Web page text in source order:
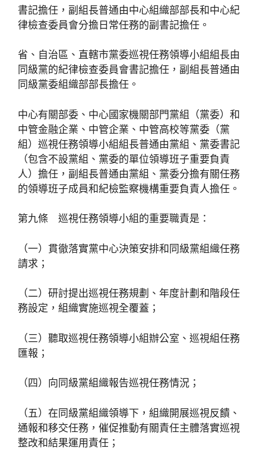
書記擔任，副組長普通由中心組織部部長和中心紀
律檢查委員會分擔日常任務的副書記擔任。
省、自治區、直轄市黨委巡視任務領導小組組長由
同級黨的紀律檢查委員會書記擔任，副組長普通由
同級黨委組織部部長擔任。
中心有關部委、中心國家機關部門黨組（黨委）和
中管金融企業、中管企業、中管高校等黨委（黨
組）巡視任務領導小組組長普通由黨組、黨委書記
（包含不設黨組、黨委的單位領導班子重要負責
人）擔任，副組長普通由黨組、黨委分擔有關任務
的領導班子成員和紀檢監察機構重要負責人擔任。
第九條 巡視任務領導小組的重要職責是：
（一）貫徹落實黨中心決策安排和同級黨組織任務
請求；
（二）研討提出巡視任務規劃、年度計劃和階段任
務設定，組織實施巡視全覆蓋；
（三）聽取巡視任務領導小組辦公室、巡視組任務
匯報；
（四）向同級黨組織報告巡視任務情況；
（五）在同級黨組織領導下，組織開展巡視反饋、
通報和移交任務，催促推動有關責任主體落實巡視
整改和結果運用責任；